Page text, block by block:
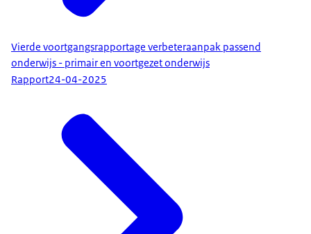
Vierde voortgangsrapportage verbeteraanpak passend
onderwijs - primair en voortgezet onderwijs
Rapport24-04-2025